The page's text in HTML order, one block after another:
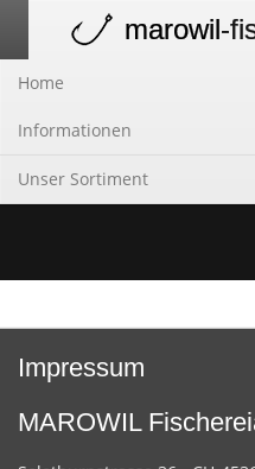
navigation
marowil-
Home
Informationen
Unser Sortiment
Impressum
MAROWIL